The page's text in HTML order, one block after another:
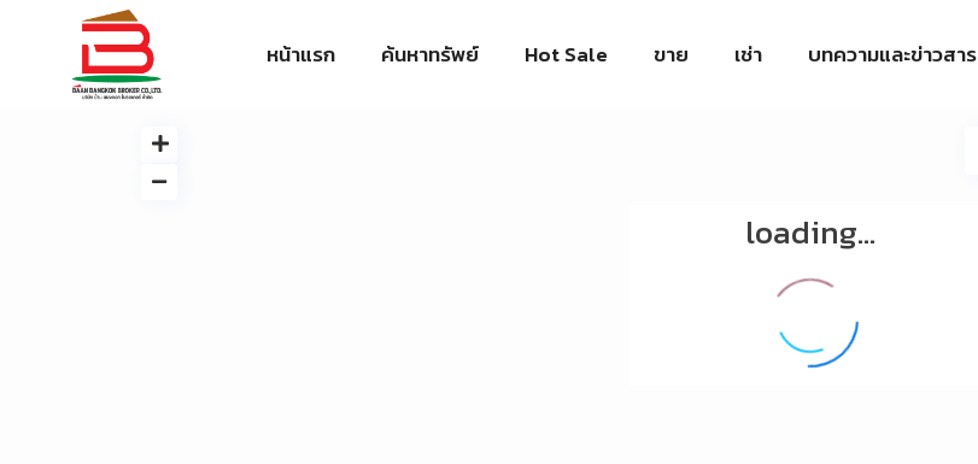
หน้าแรก ค้นหาทรัพย์ Hot Sale ขาย เช่า บทความและข่าวสาร
loading...